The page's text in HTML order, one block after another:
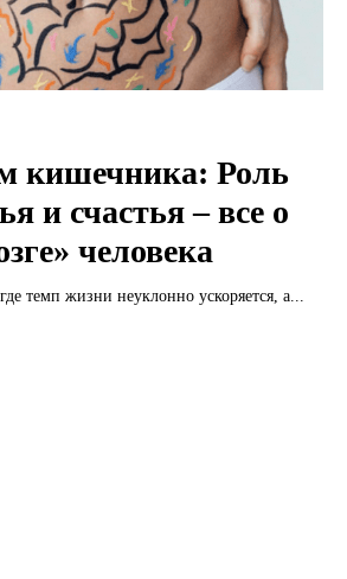
кишечника: Роль
и счастья – все о
человека
темп жизни неуклонно ускоряется, а...